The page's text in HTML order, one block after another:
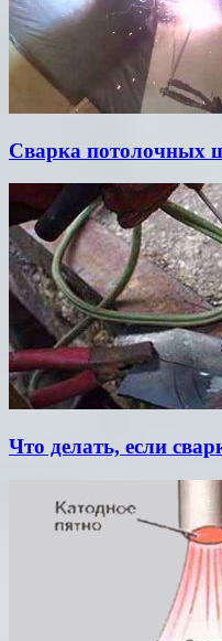
Сварка потолочных
Что делать, если